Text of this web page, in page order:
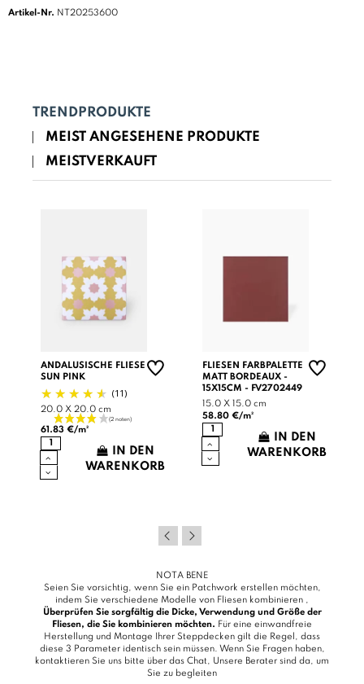
Artikel-Nr. NT20253600
TRENDPRODUKTE
MEIST ANGESEHENE PRODUKTE
MEISTVERKAUFT
ANDALUSISCHE FLIESE
SUN PINK
(11)
20.0 X 20.0 cm
61.83 €/m²
IN DEN
WARENKORB
FLIESEN FARBPALETTE
MATT BORDEAUX -
15X15CM - FV2702449
15.0 X 15.0 cm
58.80 €/m²
IN DEN
WARENKORB
NOTA BENE
Seien Sie vorsichtig, wenn Sie ein Patchwork erstellen möchten,
indem Sie verschiedene Modelle von Fliesen kombinieren ,
Überprüfen Sie sorgfältig die Dicke, Verwendung und Größe der
Fliesen, die Sie kombinieren möchten. Für eine einwandfreie
Herstellung und Montage Ihrer Steppdecken gilt die Regel, dass
diese 3 Parameter identisch sein müssen. Wenn Sie Fragen haben,
kontaktieren Sie uns bitte über das Chat, Unsere Berater sind da, um
Sie zu begleiten